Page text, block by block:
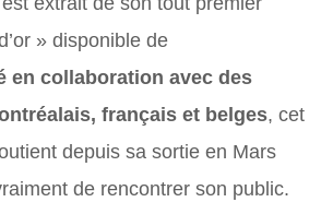
» disponible de
en collaboration avec des
français et belges, cet
depuis sa sortie en Mars
de rencontrer son public.